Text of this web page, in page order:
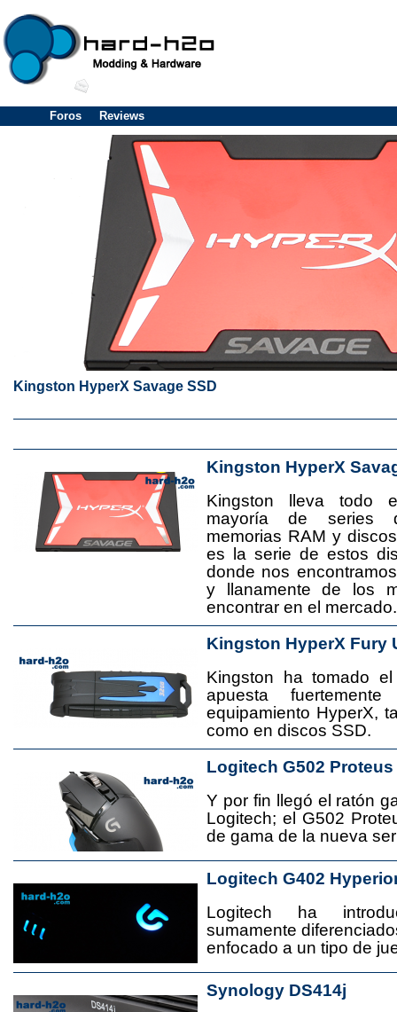
Foros Reviews
Kingston HyperX Savage SSD
Kingston HyperX
Kingston lleva todo
mayoría de series
memorias RAM y
es la serie de estos
donde nos
y llanamente de los
encontrar en el mercado.
Kingston HyperX Fury
Kingston ha tomado
apuesta
equipamiento HyperX,
como en discos SSD.
Logitech G502 Proteus
Y por fin llegó el ratón
Logitech; el G502
de gama de la nueva
Logitech G402
Logitech ha
sumamente
enfocado a un tipo de
Synology DS414j